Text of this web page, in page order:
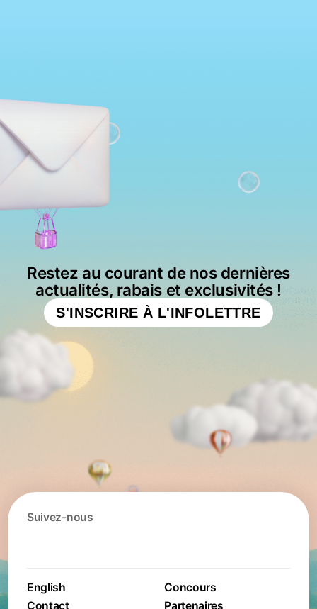
Restez au courant de nos dernières
actualités, rabais et exclusivités !
S'INSCRIRE À L'INFOLETTRE
Suivez-nous
English
Contact
Concours
Partenaires